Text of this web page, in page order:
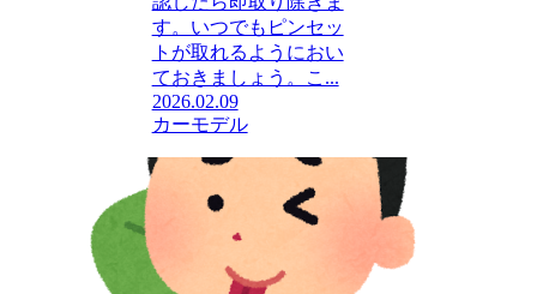
す。いつでもピンセッ
トが取れるようにおい
ておきましょう。こ...
2026.02.09
カーモデル